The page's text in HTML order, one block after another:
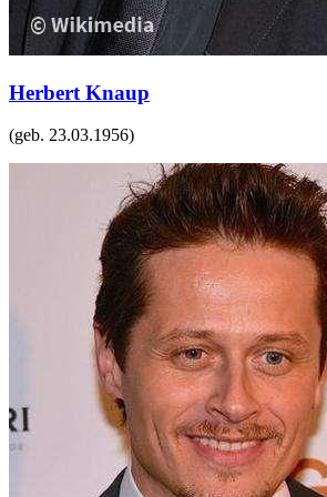
Herbert Knaup
(geb. 23.03.1956)